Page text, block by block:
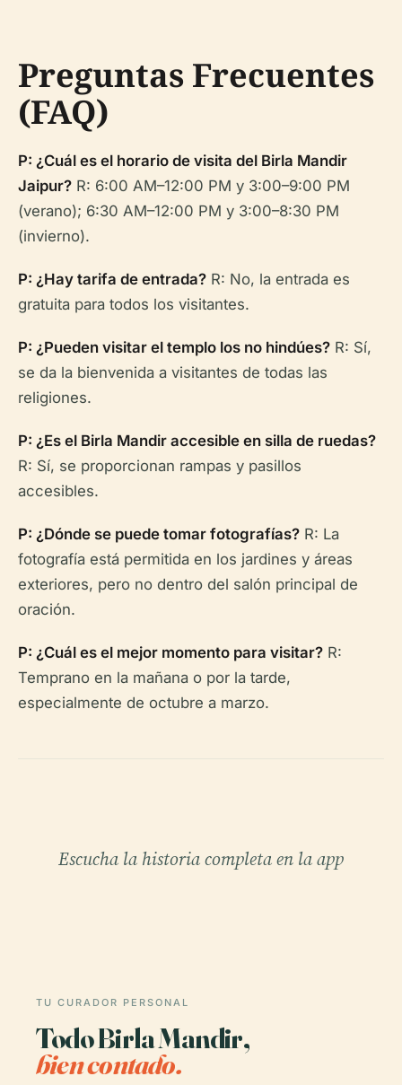
Preguntas Frecuentes
(FAQ)
P: ¿Cuál es el horario de visita del Birla Mandir
Jaipur? R: 6:00 AM–12:00 PM y 3:00–9:00 PM
(verano); 6:30 AM–12:00 PM y 3:00–8:30 PM
(invierno).
P: ¿Hay tarifa de entrada? R: No, la entrada es
gratuita para todos los visitantes.
P: ¿Pueden visitar el templo los no hindúes? R: Sí,
se da la bienvenida a visitantes de todas las
religiones.
P: ¿Es el Birla Mandir accesible en silla de ruedas?
R: Sí, se proporcionan rampas y pasillos
accesibles.
P: ¿Dónde se puede tomar fotografías? R: La
fotografía está permitida en los jardines y áreas
exteriores, pero no dentro del salón principal de
oración.
P: ¿Cuál es el mejor momento para visitar? R:
Temprano en la mañana o por la tarde,
especialmente de octubre a marzo.
Escucha la historia completa en la app
TU CURADOR PERSONAL
Todo Birla Mandir,
bien contado.